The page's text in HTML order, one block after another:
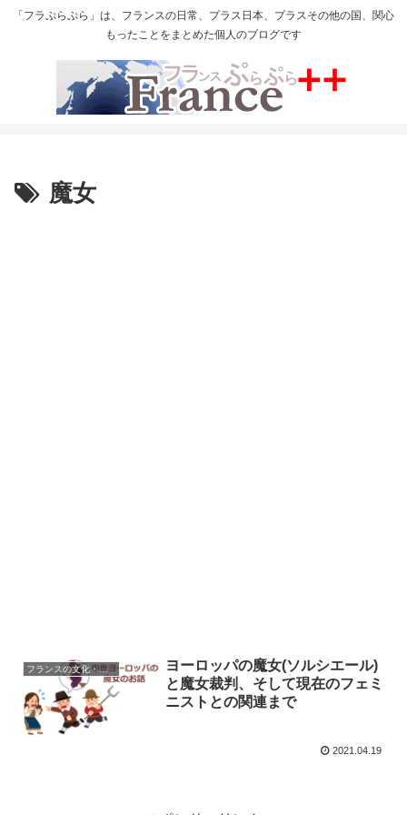
「フラぷらぷら」は、フランスの日常、プラス日本、プラスその他の国、関心
もったことをまとめた個人のブログです
魔女
フランスの文化・習慣を知る
ヨーロッパの魔女(ソルシエール)
と魔女裁判、そして現在のフェミ
ニストとの関連まで
2021.04.19